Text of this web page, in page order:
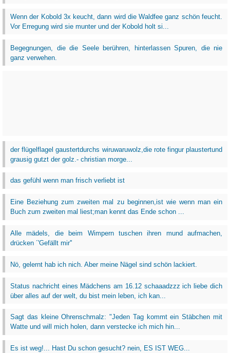
Wenn der Kobold 3x keucht, dann wird die Waldfee ganz schön feucht.
Vor Erregung wird sie munter und der Kobold holt si...
Begegnungen, die die Seele berühren, hinterlassen Spuren, die nie
ganz verwehen.
der flügelflagel gaustertdurchs wiruwaruwolz,die rote fingur plaustertund
grausig gutzt der golz.- christian morge...
das gefühl wenn man frisch verliebt ist
Eine Beziehung zum zweiten mal zu beginnen,ist wie wenn man ein
Buch zum zweiten mal liest;man kennt das Ende schon ...
Alle mädels, die beim Wimpern tuschen ihren mund aufmachen,
drücken ´'Gefällt mir''
Nö, gelernt hab ich nich. Aber meine Nägel sind schön lackiert.
Status nachricht eines Mädchens am 16.12 schaaadzzz ich liebe dich
über alles auf der welt, du bist mein leben, ich kan...
Sagt das kleine Ohrenschmalz: "Jeden Tag kommt ein Stäbchen mit
Watte und will mich holen, dann verstecke ich mich hin...
Es ist weg!... Hast Du schon gesucht? nein, ES IST WEG...